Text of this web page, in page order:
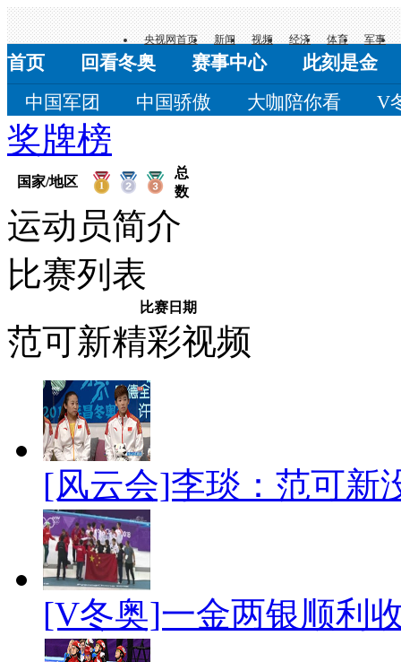
央视网首页 新闻 视频 经济 体育 军事
首页 回看冬奥 赛事中心
此刻是金
中国军团
中国骄傲 大咖陪你看
V
崇礼时间
奖牌榜
国家/地区
总
数
运动员简介
比赛列表
比赛日期
范可新精彩视频
[风云会]李琰：范可新
[V冬奥]一金两银顺利